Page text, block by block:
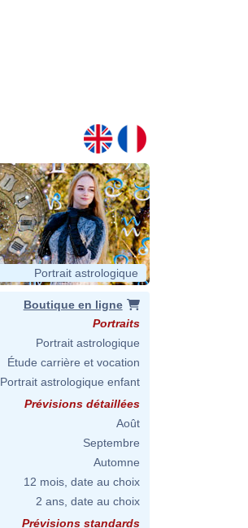
Portrait astrologique
Boutique en ligne
Portraits
Portrait astrologique
Étude carrière et vocation
Portrait astrologique enfant
Prévisions détaillées
Août
Septembre
Automne
12 mois, date au choix
2 ans, date au choix
Prévisions standards